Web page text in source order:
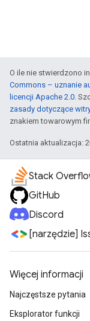
O ile nie stwierdzono
Commons – uznanie
licencji Apache 2.0.
zasady dotyczące
znakiem towarowym
Ostatnia aktualizacja:
Stack
GitHub
Discord
[narzędzie]
Więcej informacji
Najczęstsze pytania
Eksplorator funkcji